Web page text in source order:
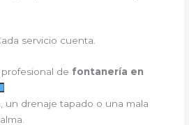
servicio cuenta.
de fontanería en
un drenaje tapado o una mala